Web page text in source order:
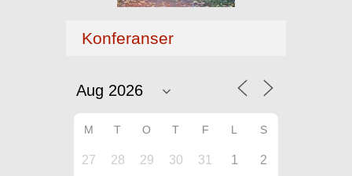
Konferanser
M T O T F L S
27 28 29 30 31 1 2